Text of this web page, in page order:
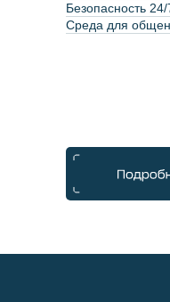
Безопасность 24/
Среда для